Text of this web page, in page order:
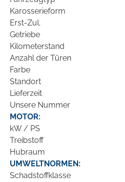
Karosserieform
Erst-Zul.
Getriebe
Kilometerstand
Anzahl der Türen
Farbe
Standort
Lieferzeit
Unsere Nummer
MOTOR:
kW / PS
Treibstoff
Hubraum
UMWELTNORMEN:
Schadstoffklasse